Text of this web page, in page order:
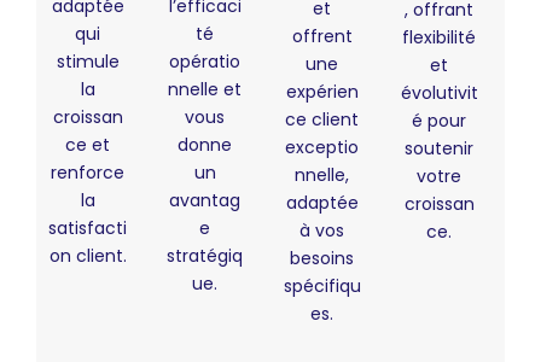
adaptée
qui
stimule
la
croissan
ce et
renforce
la
satisfacti
on client.
l’efficaci
té
opératio
nnelle et
vous
donne
un
avantag
e
stratégiq
ue.
et
offrent
une
expérien
ce client
exceptio
nnelle,
adaptée
à vos
besoins
spécifiqu
es.
, offrant
flexibilité
et
évolutivit
é pour
soutenir
votre
croissan
ce.